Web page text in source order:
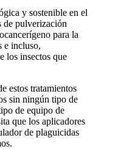
y sostenible en el
de pulverización
para la
e incluso,
los insectos que
estos tratamientos
sin ningún tipo de
de equipo de
que los aplicadores
de plaguicidas